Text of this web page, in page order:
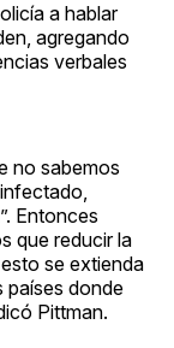
a hablar
agregando
verbales
no sabemos
Entonces
que reducir la
se extienda
países donde
Pittman.